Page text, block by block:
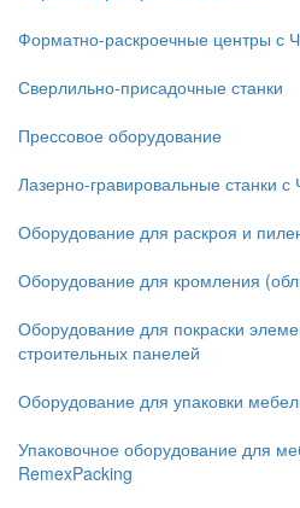
Форматно-раскроечные центры с
Сверлильно-присадочные станки
Прессовое оборудование
Лазерно-гравировальные станки
Оборудование для раскроя и
Оборудование для кромления
Оборудование для покраски
строительных панелей
Оборудование для упаковки
Упаковочное оборудование для
RemexPacking